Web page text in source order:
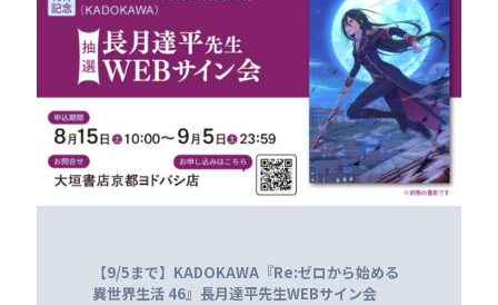
【9/5まで】KADOKAWA『Re:ゼロから始める
異世界生活 46』長月達平先生WEBサイン会